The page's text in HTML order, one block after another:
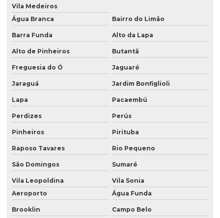
Recuperação De Bicos Injetores Para Caminhões
Recuperação De Bomba
Recuperação De Bomba De Alta Pressão
Recuperação De Bomba De Alta Pressão Para Máquinas
Recuperação De Bomba De Injeção Diesel
Recuperação De Bomba Diesel De Alto Desempenho
Recuperação De Bomba Diesel São Paulo
Recuperação De Injetores A Diesel
Recuperação De Injetores Common Rail
Recuperação De Injetores Diesel
Recuperação E Limpeza De Bomba Em Sp
Recuperação Rápida De Bicos Injetores Em Sp
Vila Medeiros
Água Branca
Bairro do Limão
Barra Funda Alto da Lapa
Alto de Pinheiros Butantã
Freguesia do Ó Jaguaré
Jaraguá Jardim Bonfiglioli
Lapa Pacaembú
Perdizes Perús
Pinheiros Pirituba
Raposo Tavares Rio Pequeno
São Domingos Sumaré
Vila Leopoldina
Vila Sonia
Aeroporto
Água Funda
Brooklin Campo Belo